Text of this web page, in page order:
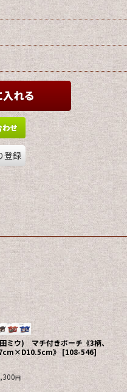
登録
ミウ) マチ付きポーチ《3柄、
》 [108-546]
円